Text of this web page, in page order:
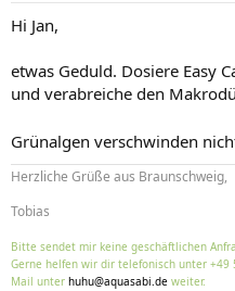
Hi Jan,
etwas Geduld. Dosiere Easy
und verabreiche den
Grünalgen verschwinden
Herzliche Grüße aus Braunschweig,
Tobias
Bitte sendet mir keine geschäftlichen
Gerne helfen wir dir telefonisch unter +49
Mail unter huhu@aquasabi.de weiter.